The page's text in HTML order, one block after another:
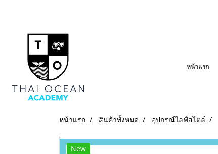
หน้าแรก
หน้าแรก สินค้าทั้งหมด อุปกรณ์ไลฟ์สไตล์
New